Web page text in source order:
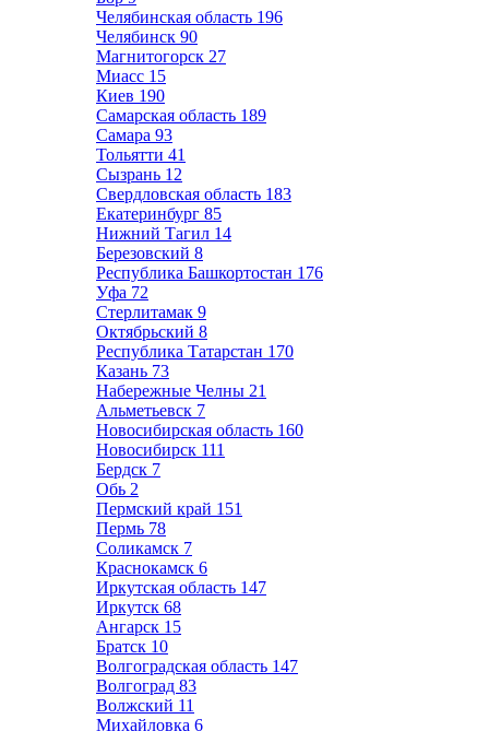
Челябинская область 196
Челябинск 90
Магнитогорск 27
Миасс 15
Киев 190
Самарская область 189
Самара 93
Тольятти 41
Сызрань 12
Свердловская область 183
Екатеринбург 85
Нижний Тагил 14
Березовский 8
Республика Башкортостан 176
Уфа 72
Стерлитамак 9
Октябрьский 8
Республика Татарстан 170
Казань 73
Набережные Челны 21
Альметьевск 7
Новосибирская область 160
Новосибирск 111
Бердск 7
Обь 2
Пермский край 151
Пермь 78
Соликамск 7
Краснокамск 6
Иркутская область 147
Иркутск 68
Ангарск 15
Братск 10
Волгоградская область 147
Волгоград 83
Волжский 11
Михайловка 6